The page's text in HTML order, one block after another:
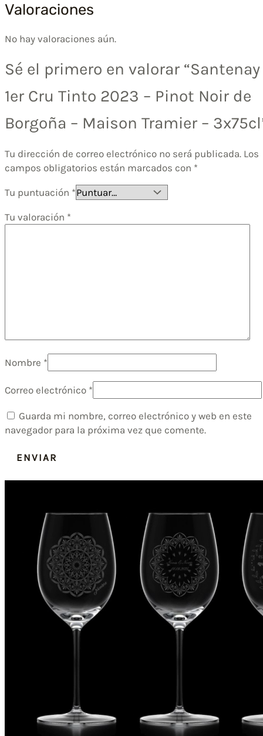
Valoraciones
No hay valoraciones aún.
Sé el primero en valorar “Santenay
1er Cru Tinto 2023 – Pinot Noir de
Borgoña – Maison Tramier –
Tu dirección de correo electrónico no será publicada. Los
campos obligatorios están marcados con *
Tu puntuación *
Tu valoración *
Nombre *
Correo electrónico *
Guarda mi nombre, correo electrónico y web en este
navegador para la próxima vez que comente.